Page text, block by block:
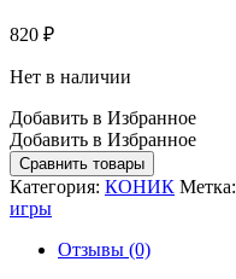
820 ₽
Нет в наличии
Добавить в Избранное
Добавить в Избранное
Сравнить товары
Категория: КОНИК Метка:
игры
Отзывы (0)